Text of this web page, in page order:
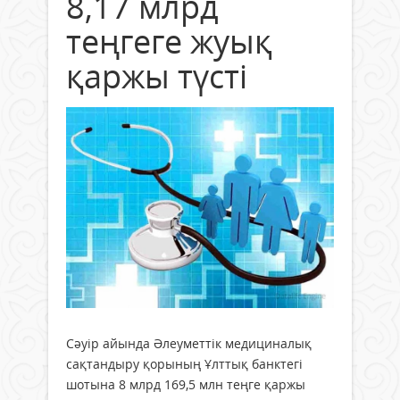
теңгеге жуық
қаржы түсті
Сәуір айында Әлеуметтік медициналық
сақтандыру қорының Ұлттық банктегі
шотына 8 млрд 169,5 млн теңге қаржы